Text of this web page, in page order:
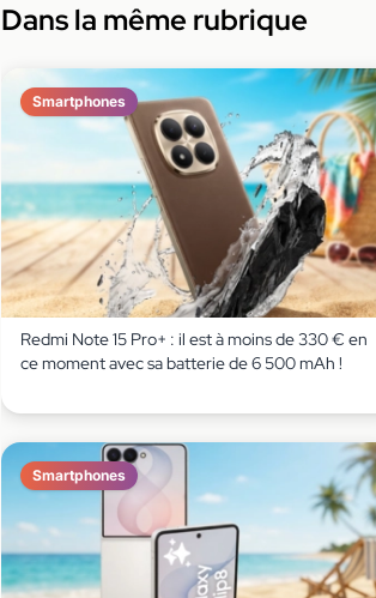
Dans la même rubrique
Smartphones
Redmi Note 15 Pro+ : il est à moins de 330 € en
ce moment avec sa batterie de 6 500 mAh !
Smartphones